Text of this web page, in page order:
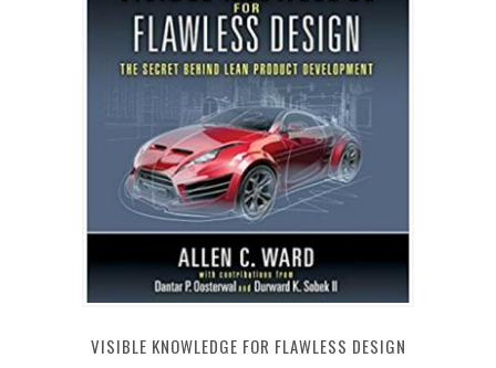
VISIBLE KNOWLEDGE FOR FLAWLESS DESIGN